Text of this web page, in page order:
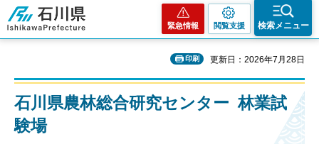
石川県
緊急情報 閲覧支援 検索メニュー
印刷 更新日：2026年7月28日
石川県農林総合研究センター 林業試
験場